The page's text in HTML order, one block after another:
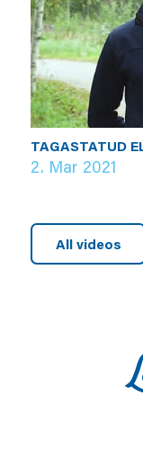
TAGASTATUD
2. Mar 2021
All videos